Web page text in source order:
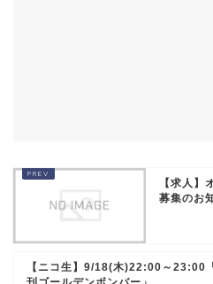
【求人】
募集のお
【ニコ生】9/18(木)22:00～23:00